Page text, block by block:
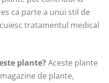
ca parte a unui stil de
tratamentul medical
plante? Aceste plante
de plante,